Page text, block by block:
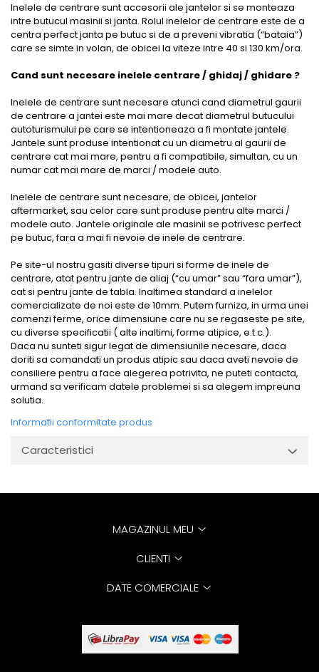
Inelele de centrare sunt accesorii ale jantelor si se monteaza
intre butucul masinii si janta. Rolul inelelor de centrare este de a
centra perfect janta pe butuc si de a preveni vibratia (“bataia”)
care se simte in volan, de obicei la viteze intre 40 si 130 km/ora.
Cand sunt necesare inelele centrare / ghidaj / ghidare ?
Inelele de centrare sunt necesare atunci cand diametrul gaurii
de centrare a jantei este mai mare decat diametrul butucului
autoturismului pe care se intentioneaza a fi montate jantele.
Jantele sunt produse intentionat cu un diametru al gaurii de
centrare cat mai mare, pentru a fi compatibile, simultan, cu un
numar cat mai mare de marci / modele auto.
Inelele de centrare sunt necesare, de obicei, jantelor
aftermarket, sau celor care sunt produse pentru alte marci /
modele auto. Jantele originale ale masinii se potrivesc perfect
pe butuc, fara a mai fi nevoie de inele de centrare.
Pe site-ul nostru gasiti diverse tipuri si forme de inele de
centrare, atat pentru jante de aliaj (“cu umar” sau “fara umar”),
cat si pentru jante de tabla. Inaltimea standard a inelelor
comercializate de noi este de 10mm. Putem furniza, in urma unei
comenzi ferme, orice dimensiune care nu se regaseste pe site,
cu diverse specificatii ( alte inaltimi, forme atipice, e.t.c.).
Daca nu sunteti sigur legat de dimensiunile necesare, daca
doriti sa comandati un produs atipic sau daca aveti nevoie de
consiliere pentru a face alegerea potrivita, ne puteti contacta,
urmand sa verificam datele problemei si sa alegem impreuna
solutia.
Informatii conformitate produs
Caracteristici
MAGAZINUL MEU
CLIENTI
DATE COMERCIALE